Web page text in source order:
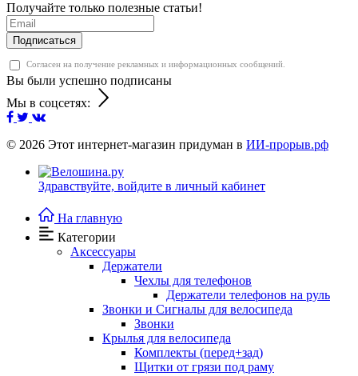
Получайте только полезные статьи!
Подписаться
Согласен на получение рекламных и информационных сообщений.
Вы были успешно подписаны
Мы в соцсетях:
© 2026 Этот интернет-магазин придуман в ИИ-прорыв.рф
Здравствуйте, войдите в личный кабинет
На главную
Категории
Аксессуары
Держатели
Чехлы для телефонов
Держатели телефонов на руль
Звонки и Сигналы для велосипеда
Звонки
Крылья для велосипеда
Комплекты (перед+зад)
Щитки от грязи под раму